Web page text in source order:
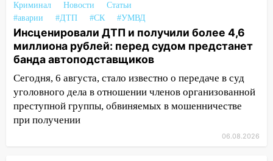
07:20
Жара возвращается: ожидается
знойный и сухой четверг
06:00 Под Ульяновском при развороте
пострадал 38-летний водитель
иномарки
05:00 «Каждая пятая женщина и каждый
второй мужчина в мире сталкиваются с
алопецией»: врач рассказал, чем может
быть вызвано облысение и как с этим
Криминал Новости
Статьи
#аварии
#ДТП #СК #УМВД
Инсценировали ДТП и получили более 4,6
миллиона рублей: перед судом предстанет
банда автоподставщиков
Сегодня, 6 августа, стало известно о передаче в суд
уголовного дела в отношении членов организованной
преступной группы, обвиняемых в мошенничестве
при получении
06.08.2026